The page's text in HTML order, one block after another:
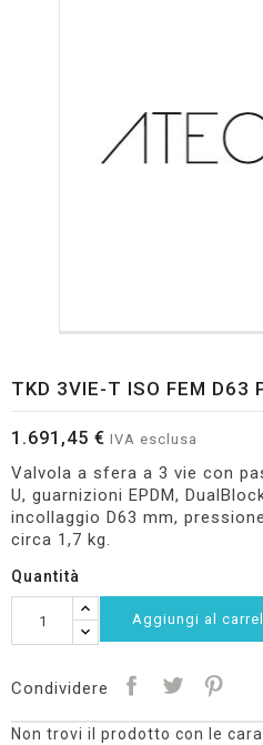
TKD 3VIE-T ISO FEM D63
1.691,45 € IVA esclusa
Valvola a sfera a 3 vie con
U, guarnizioni EPDM,
incollaggio D63 mm,
circa 1,7 kg.
Quantità
Aggiungi al
Condividere
Non trovi il prodotto con le